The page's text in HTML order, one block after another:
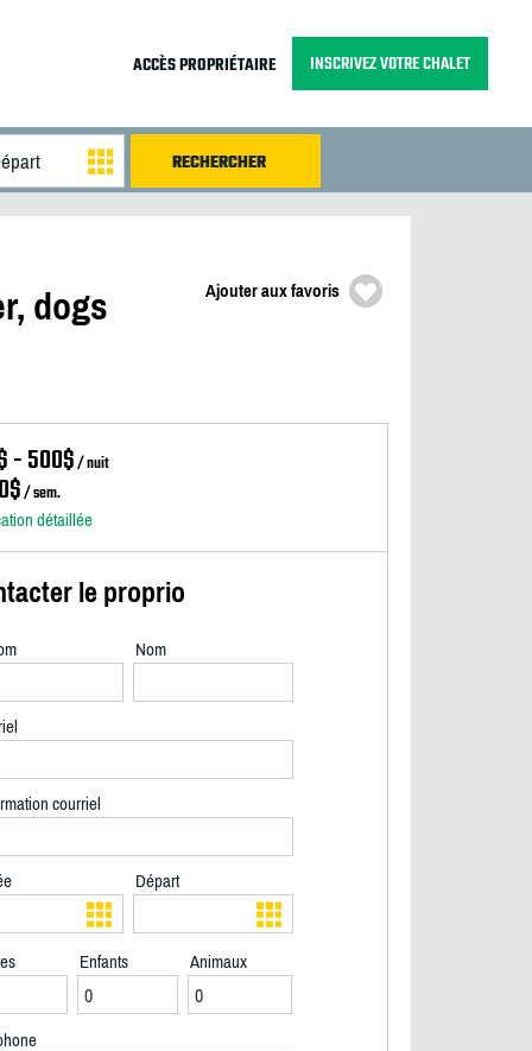
ACCÈS PROPRIÉTAIRE INSCRIVEZ VOTRE CHALET
dogs
Ajouter aux favoris
- 500$/ nuit
/ sem.
détaillée
le proprio
Nom
courriel
Départ
Enfants Animaux